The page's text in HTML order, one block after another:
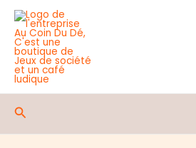
Aller
contenu
Rechercher